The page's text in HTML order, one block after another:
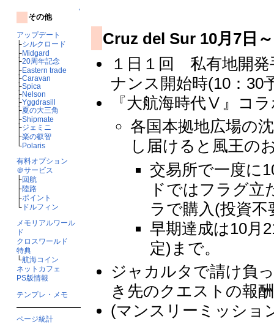
↑
その他
アップデート
├シルクロード
├Midgard
├20周年記念
├Eastern trade
├Caravan
├Spica
├Nelson
├Yggdrasill
├夏の大三角
├Shipmate
├ジェミニ
├楽の叡智
└Polaris
有料オプション
＠サービス
├回航
├陸路
├ポイント
└ドルフィン
メモリアルワール
ド
クロスワールド
特典
└航海コイン
ネットカフェ
PS版情報
テンプレ・メモ
ページ統計
Cruz del Sur 10月7日
１日１回 私有地開発
ナンス開始時(10：30
『大航海時代Ⅴ』コ
各国本拠地広場の
し届けると風王の
交易所で一度に
ドではフラグ
ラで購入(投資不
早期達成は10月
定)まで。
ジャカルタで請け負
き先のクエストの報
(マンスリーミッショ